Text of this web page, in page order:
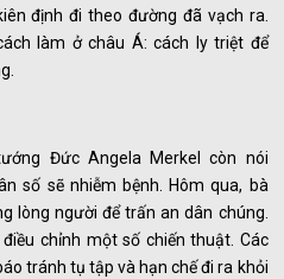
định đi theo đường đã vạch ra.
làm ở châu Á: cách ly triệt để
Đức Angela Merkel còn nói
số sẽ nhiễm bệnh. Hôm qua, bà
lòng người để trấn an dân chúng.
chỉnh một số chiến thuật. Các
tránh tụ tập và hạn chế đi ra khỏi